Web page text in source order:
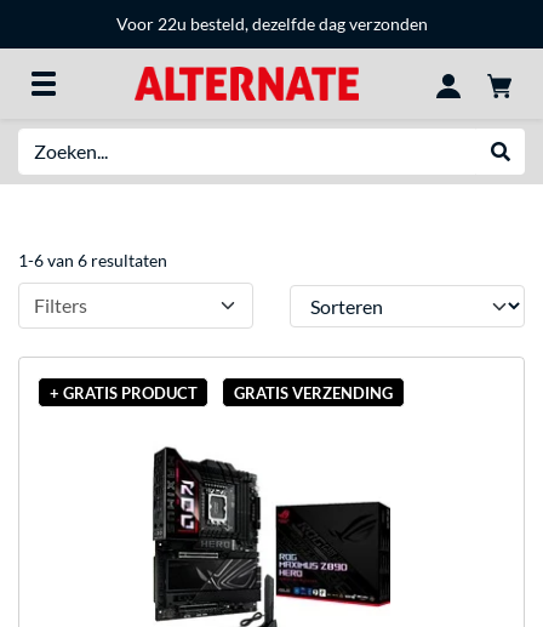
Voor 22u besteld, dezelfde dag verzonden
1-6 van 6 resultaten
Filters Sorteren
+ GRATIS PRODUCT GRATIS VERZENDING